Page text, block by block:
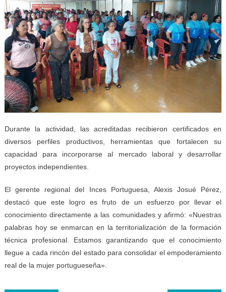
Durante la actividad, las acreditadas recibieron certificados en
diversos perfiles productivos, herramientas que fortalecen su
capacidad para incorporarse al mercado laboral y desarrollar
proyectos independientes.
El gerente regional del Inces Portuguesa, Alexis Josué Pérez,
destacó que este logro es fruto de un esfuerzo por llevar el
conocimiento directamente a las comunidades y afirmó: «Nuestras
palabras hoy se enmarcan en la territorialización de la formación
técnica profesional. Estamos garantizando que el conocimiento
llegue a cada rincón del estado para consolidar el empoderamiento
real de la mujer portugueseña».